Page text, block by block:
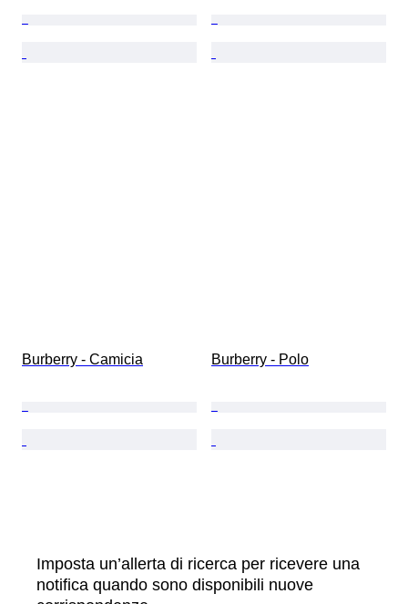
Burberry - Camicia Burberry - Polo
Imposta un’allerta di ricerca per ricevere una
notifica quando sono disponibili nuove